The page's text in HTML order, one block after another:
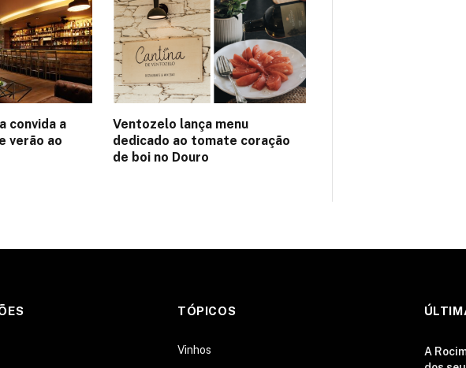
convida a
verão ao
Ventozelo lança menu
dedicado ao tomate coração
de boi no Douro
TÓPICOS
Vinhos
A